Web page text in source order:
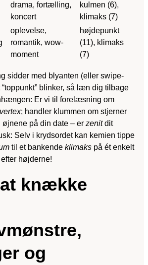
drama, fortælling,
koncert
kulmen (6),
klimaks (7)
oplevelse,
romantik, wow-
moment
højdepunkt
(11), klimaks
(7)
sidder med blyanten (eller swipe-
blinker, så læn dig tilbage
Er vi til forelæsning om
vertex; handler klummen om stjerner
på din date – er zenitdit
Selv i krydsordet kan kemien tippe
til et bankende klimaks på ét enkelt
højderne!
knække
og